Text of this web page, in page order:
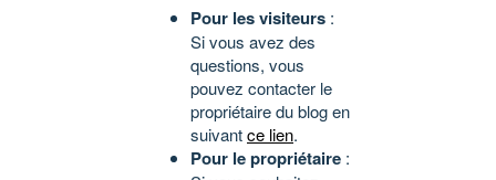
Pour les visiteurs :
Si vous avez des
questions, vous
pouvez contacter le
propriétaire du blog en
suivantce lien.
Pour le propriétaire :